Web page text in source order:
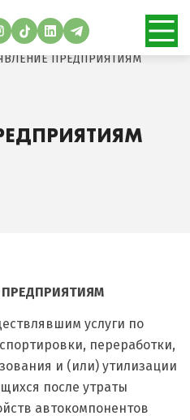
ПРЕДПРИЯТИЯМ
услуги по
переработки,
и (или) утилизации
после утраты
автокомпонентов